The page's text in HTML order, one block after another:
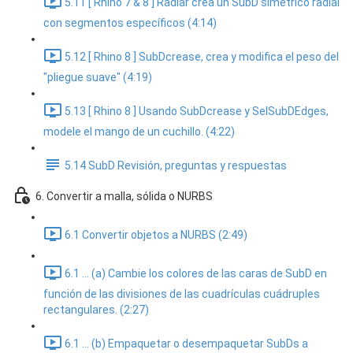
5.11 [ Rhino 7 & 8 ] Radiar crea un SubD simétrico radial
con segmentos específicos (4:14)
5.12 [ Rhino 8 ] SubDcrease, crea y modifica el peso del
"pliegue suave" (4:19)
5.13 [ Rhino 8 ] Usando SubDcrease y SelSubDEdges,
modele el mango de un cuchillo. (4:22)
5.14 SubD Revisión, preguntas y respuestas
6. Convertir a malla, sólida o NURBS
6.1 Convertir objetos a NURBS (2:49)
6.1 ... (a) Cambie los colores de las caras de SubD en
función de las divisiones de las cuadrículas cuádruples
rectangulares. (2:27)
6.1 ... (b) Empaquetar o desempaquetar SubDs a